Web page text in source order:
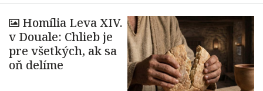
Homília Leva XIV.
v Douale: Chlieb je
pre všetkých, ak sa
oň delíme